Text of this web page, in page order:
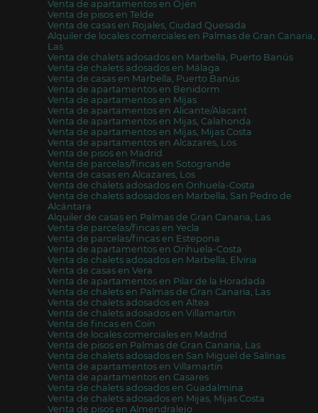
Venta de apartamentos en Ojén
Venta de pisos en Telde
Venta de casas en Rojales, Ciudad Quesada
Alquiler de locales comerciales en Palmas de Gran Canaria,
Las
Venta de chalets adosados en Marbella, Puerto Banús
Venta de chalets adosados en Málaga
Venta de casas en Marbella, Puerto Banús
Venta de apartamentos en Benidorm
Venta de apartamentos en Mijas
Venta de apartamentos en Alicante/Alacant
Venta de apartamentos en Mijas, Calahonda
Venta de apartamentos en Mijas, Mijas Costa
Venta de apartamentos en Alcazares, Los
Venta de pisos en Madrid
Venta de parcelas/fincas en Sotogrande
Venta de casas en Alcazares, Los
Venta de chalets adosados en Orihuela-Costa
Venta de chalets adosados en Marbella, San Pedro de
Alcántara
Alquiler de casas en Palmas de Gran Canaria, Las
Venta de parcelas/fincas en Yecla
Venta de parcelas/fincas en Estepona
Venta de apartamentos en Orihuela-Costa
Venta de chalets adosados en Marbella, Elviria
Venta de casas en Vera
Venta de apartamentos en Pilar de la Horadada
Venta de chalets en Palmas de Gran Canaria, Las
Venta de chalets adosados en Altea
Venta de chalets adosados en Villamartín
Venta de fincas en Coín
Venta de locales comerciales en Madrid
Venta de pisos en Palmas de Gran Canaria, Las
Venta de chalets adosados en San Miguel de Salinas
Venta de apartamentos en Villamartín
Venta de apartamentos en Casares
Venta de chalets adosados en Guadalmina
Venta de chalets adosados en Mijas, Mijas Costa
Venta de pisos en Almendralejo